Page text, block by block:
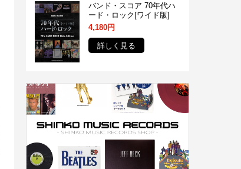
バンド・スコア 70年代ハ
ード・ロック[ワイド版]
4,180円
詳しく見る